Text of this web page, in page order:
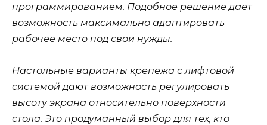
программированием. Подобное решение дает
возможность максимально адаптировать
рабочее место под свои нужды.
Настольные варианты крепежа с лифтовой
системой дают возможность регулировать
высоту экрана относительно поверхности
стола. Это продуманный выбор для тех, кто